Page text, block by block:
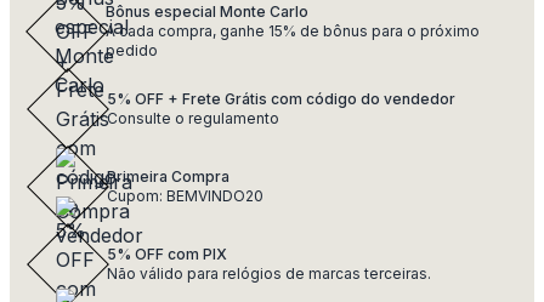
Bônus especial Monte Carlo
A cada compra, ganhe 15% de bônus para o próximo
pedido
5% OFF + Frete Grátis com código do vendedor
Consulte o regulamento
Primeira Compra
Cupom: BEMVINDO20
5% OFF com PIX
Não válido para relógios de marcas terceiras.